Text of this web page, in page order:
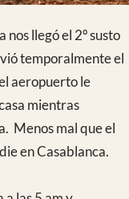
para
lo